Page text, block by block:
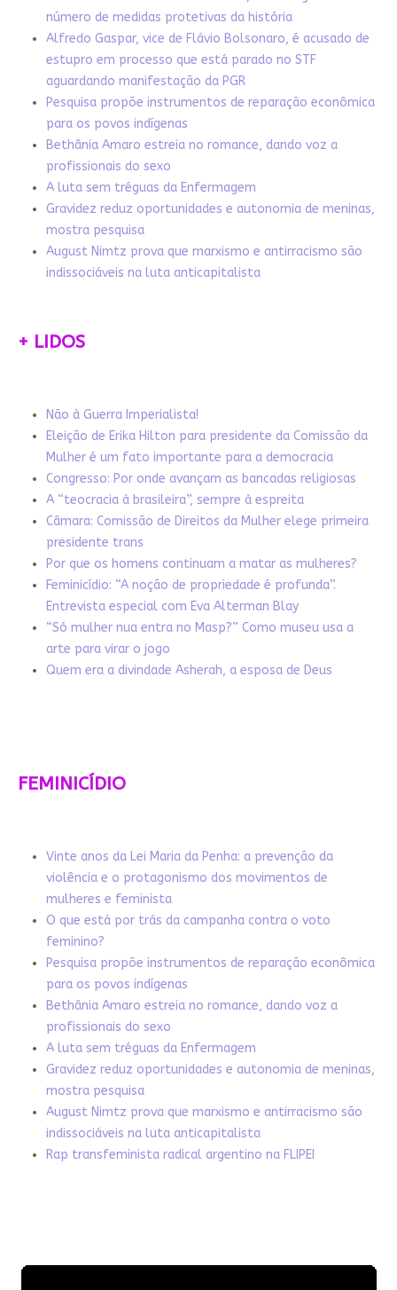
número de medidas protetivas da história
Alfredo Gaspar, vice de Flávio Bolsonaro, é acusado de
estupro em processo que está parado no STF
aguardando manifestação da PGR
Pesquisa propõe instrumentos de reparação econômica
para os povos indígenas
Bethânia Amaro estreia no romance, dando voz a
profissionais do sexo
A luta sem tréguas da Enfermagem
Gravidez reduz oportunidades e autonomia de meninas,
mostra pesquisa
August Nimtz prova que marxismo e antirracismo são
indissociáveis na luta anticapitalista
+ LIDOS
Não à Guerra Imperialista!
Eleição de Erika Hilton para presidente da Comissão da
Mulher é um fato importante para a democracia
Congresso: Por onde avançam as bancadas religiosas
A “teocracia à brasileira”, sempre à espreita
Câmara: Comissão de Direitos da Mulher elege primeira
presidente trans
Por que os homens continuam a matar as mulheres?
Feminicídio: “A noção de propriedade é profunda”.
Entrevista especial com Eva Alterman Blay
“Só mulher nua entra no Masp?” Como museu usa a
arte para virar o jogo
Quem era a divindade Asherah, a esposa de Deus
FEMINICÍDIO
Vinte anos da Lei Maria da Penha: a prevenção da
violência e o protagonismo dos movimentos de
mulheres e feminista
O que está por trás da campanha contra o voto
feminino?
Pesquisa propõe instrumentos de reparação econômica
para os povos indígenas
Bethânia Amaro estreia no romance, dando voz a
profissionais do sexo
A luta sem tréguas da Enfermagem
Gravidez reduz oportunidades e autonomia de meninas,
mostra pesquisa
August Nimtz prova que marxismo e antirracismo são
indissociáveis na luta anticapitalista
Rap transfeminista radical argentino na FLIPEI